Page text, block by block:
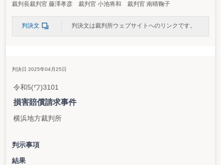
裁判長裁判官 藤澤孝彦 裁判官 小池将和 裁判官 南晴鞠子
判決文 判決文は裁判所ウェブサイトへのリンクです。
判決日 2025年04月25日
令和5(ワ)3101
損害賠償請求事件
横浜地方裁判所
判示事項
結果